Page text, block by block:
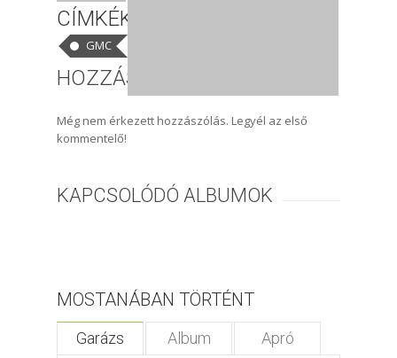
CÍMKÉK
GMC
HOZZÁSZÓLÁSOK
Még nem érkezett hozzászólás. Legyél az első
kommentelő!
KAPCSOLÓDÓ ALBUMOK
MOSTANÁBAN TÖRTÉNT
Garázs Album Apró